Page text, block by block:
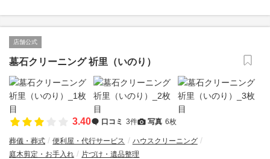
店舗公式
墓石クリーニング 祈里（いのり）
3.40 口コミ 3件 写真 6枚
葬儀・葬式 便利屋・代行サービス
ハウスクリーニング
庭木剪定・お手入れ
片づけ・遺品整理